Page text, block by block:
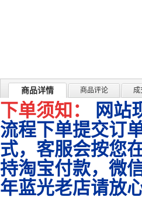
商品详情 商品评论 成
下单须知：
网站
流程下单提交订
式，客服会按您
持淘宝付款，微
年蓝光老店请放